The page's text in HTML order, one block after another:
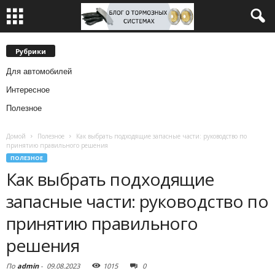
Рубрики
Для автомобилей
Интересное
Полезное
Домой Полезное
Как выбрать подходящие запасные части: руководство по
принятию правильного решения
ПОЛЕЗНОЕ
Как выбрать подходящие
запасные части: руководство по
принятию правильного
решения
По admin- 09.08.2023 1015 0